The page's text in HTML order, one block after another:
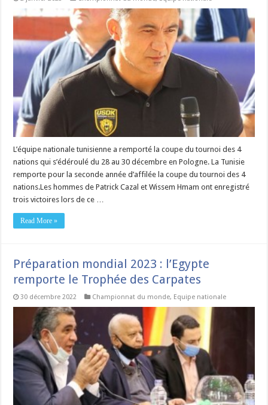
L’équipe nationale tunisienne a remporté la coupe du tournoi des 4
nations qui s’édéroulé du 28 au 30 décembre en Pologne. La Tunisie
remporte pour la seconde année d’affilée la coupe du tournoi des 4
nations.Les hommes de Patrick Cazal et Wissem Hmam ont enregistré
trois victoires lors de ce …
Read More »
Préparation mondial 2023 : l’Egypte
remporte le Trophée des Carpates
30 décembre 2022 Championnat du monde, Equipe nationale